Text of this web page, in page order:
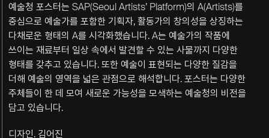
예술청 포스터는 SAP(Seoul Artists’ Platform)의 A(Artists)를
중심으로 예술가를 포함한 기획자, 활동가의 창의성을 상징하는
다채로운 형태의 A를 시각화했습니다. A는 예술가의 작품에
쓰이는 재료부터 일상 속에서 발견할 수 있는 사물까지 다양한
형태를 갖추고 있습니다. 또한 예술이 표현되는 다양한 질감을
더해 예술의 영역을 넓은 관점으로 해석합니다. 포스터는 다양한
주체들이 한 데 모여 새로운 가능성을 모색하는 예술청의 비전을
담고 있습니다.
디자인. 김어진